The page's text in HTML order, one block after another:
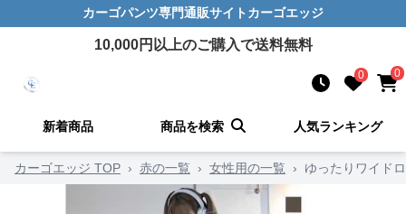
カーゴパンツ専門通販サイト カーゴエッジ
10,000円以上のご購入で送料無料
0 0
新着商品 商品を検索 人気ランキング
カーゴエッジ TOP › 赤の一覧 › 女性用の一覧 › ゆったりワイド